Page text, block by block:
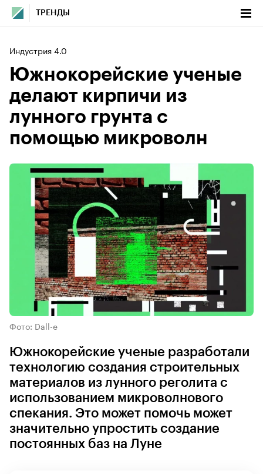
ТРЕНДЫ
Индустрия 4.0
Южнокорейские ученые
делают кирпичи из
лунного грунта с
помощью микроволн
Фото: Dall-e
Южнокорейские ученые разработали
технологию создания строительных
материалов из лунного реголита с
использованием микроволнового
спекания. Это может помочь может
значительно упростить создание
постоянных баз на Луне